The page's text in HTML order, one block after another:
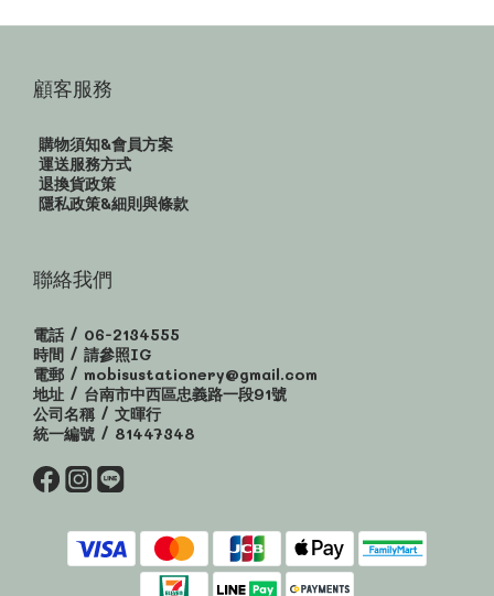
顧客服務
購物須知&會員方案
運送服務方式
退換貨政策
隱私政策&細則與條款
聯絡我們
電話 / 06-2134555
時間 / 請參照IG
電郵 / mobisustationery@gmail.com
地址 / 台南市中西區忠義路一段91號
公司名稱 / 文暉行
統一編號 / 81447348